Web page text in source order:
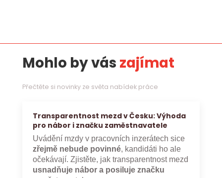
Mohlo by vás zajímat
Přečtěte si novinky ze světa nabídek práce
Transparentnost mezd v Česku: Výhoda
pro nábor i značku zaměstnavatele
Uvádění mzdy v pracovních inzerátech sice
zřejmě nebude povinné, kandidáti ho ale
očekávají. Zjistěte, jak transparentnost mezd
usnadňuje nábor a posiluje značku